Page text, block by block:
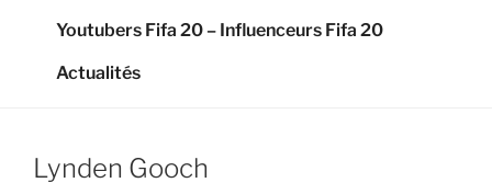
Youtubers Fifa 20 – Influenceurs Fifa 20
Actualités
Lynden Gooch